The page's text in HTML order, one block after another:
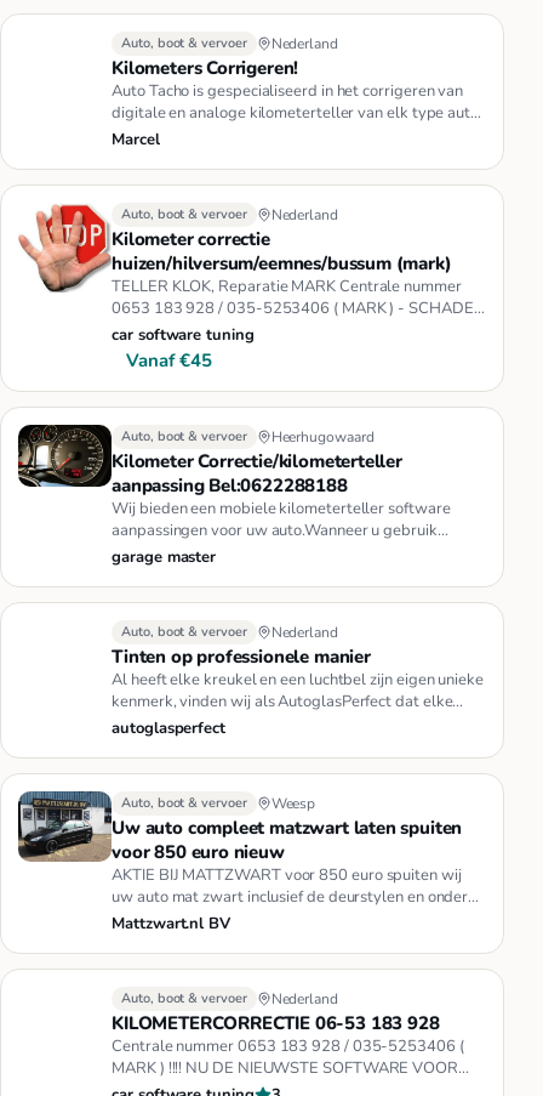
Auto, boot & vervoer Nederland
Kilometers Corrigeren!
Auto Tacho is gespecialiseerd in het corrigeren van
digitale en analoge kilometerteller van elk type auto.
Het corrigere…
Marcel
Auto, boot & vervoer Nederland
Kilometer correctie
huizen/hilversum/eemnes/bussum (mark)
TELLER KLOK, Reparatie MARK Centrale nummer
0653 183 928 / 035-5253406 ( MARK ) - SCHADE
aan kilometer teller of softwar…
car software tuning
Vanaf €45
Auto, boot & vervoer Heerhugowaard
Kilometer Correctie/kilometerteller
aanpassing Bel:0622288188
Wij bieden een mobiele kilometerteller software
aanpassingen voor uw auto.Wanneer u gebruik
maken van onze diensten uw k…
garage master
Auto, boot & vervoer Nederland
Tinten op professionele manier
Al heeft elke kreukel en een luchtbel zijn eigen unieke
kenmerk, vinden wij als AutoglasPerfect dat elke
auto het beste …
autoglasperfect
Auto, boot & vervoer Weesp
Uw auto compleet matzwart laten spuiten
voor 850 euro nieuw
AKTIE BIJ MATTZWART voor 850 euro spuiten wij
uw auto mat zwart inclusief de deurstylen en onder
de motorkap ALS DE AUTO…
Mattzwart.nl BV
Auto, boot & vervoer Nederland
KILOMETERCORRECTIE 06-53 183 928
Centrale nummer 0653 183 928 / 035-5253406 (
MARK ) !!!! NU DE NIEUWSTE SOFTWARE VOOR
AUTO'S TOT 2008 !!!! WAAROM CAR SO…